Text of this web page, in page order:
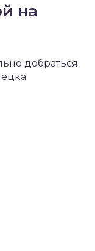
на
добраться